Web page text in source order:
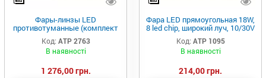
Фары-линзы LED
противотуманные (комплект
2 шт), 1 фара – 26W реальных
ватт, 2 шт – 52W реальных, 3
провода
Код: ATP 2763
В наявності
1 276,00 грн.
Фара LED прямоугольная 18W,
8 led chip, широкий луч, 10/30V
6000K
Код: ATP 1095
В наявності
214,00 грн.